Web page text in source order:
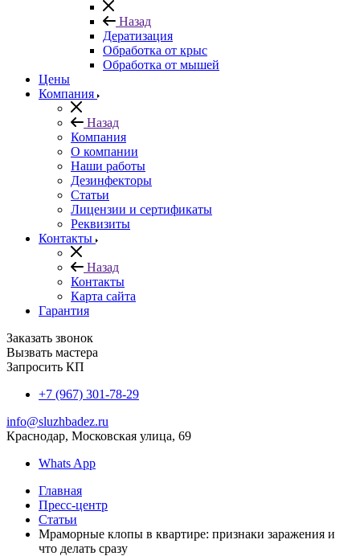
Назад
Дератизация
Обработка от крыс
Обработка от мышей
Цены
Компания
Назад
Компания
О компании
Наши работы
Дезинфекторы
Статьи
Лицензии и сертификаты
Реквизиты
Контакты
Назад
Контакты
Карта сайта
Гарантия
Заказать звонок
Вызвать мастера
Запросить КП
+7 (967) 301-78-29
info@sluzhbadez.ru
Краснодар, Московская улица, 69
Whats App
Главная
Пресс-центр
Статьи
Мраморные клопы в квартире: признаки заражения и
что делать сразу